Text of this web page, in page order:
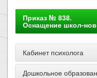
Приказ № 838.
Оснащение школ-
Кабинет психолога
Дошкольное